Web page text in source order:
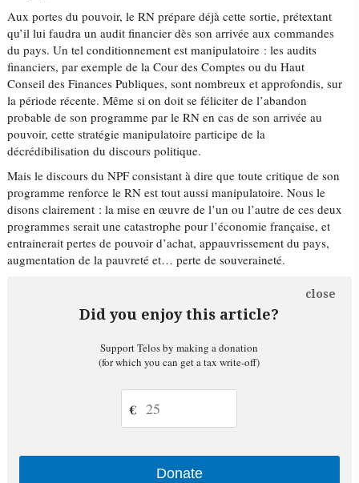
Aux portes du pouvoir, le RN prépare déjà cette sortie, prétextant
qu’il lui faudra un audit financier dès son arrivée aux commandes
du pays. Un tel conditionnement est manipulatoire : les audits
financiers, par exemple de la Cour des Comptes ou du Haut
Conseil des Finances Publiques, sont nombreux et approfondis, sur
la période récente. Même si on doit se féliciter de l’abandon
probable de son programme par le RN en cas de son arrivée au
pouvoir, cette stratégie manipulatoire participe de la
décrédibilisation du discours politique.
Mais le discours du NPF consistant à dire que toute critique de son
programme renforce le RN est tout aussi manipulatoire. Nous le
disons clairement : la mise en œuvre de l’un ou l’autre de ces deux
programmes serait une catastrophe pour l’économie française, et
entrainerait pertes de pouvoir d’achat, appauvrissement du pays,
augmentation de la pauvreté et… perte de souveraineté.
Did you enjoy this article?
close
Support Telos by making a donation
(for which you can get a tax write-off)
€
Donate